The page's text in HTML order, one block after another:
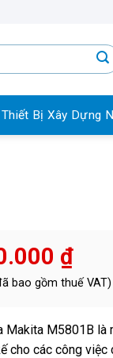
Thiết Bị Xây Dựng
₫
bao gồm thuế VAT)
Makita M5801B là
cho các công